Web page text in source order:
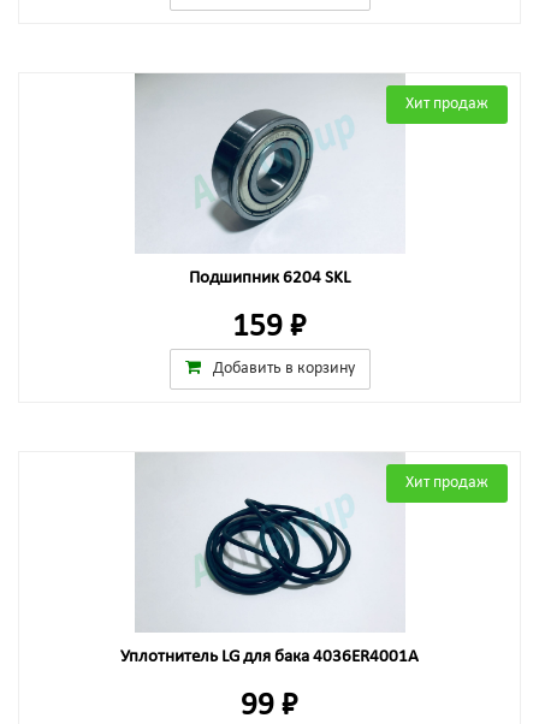
Хит продаж
Подшипник 6204 SKL
159 ₽
Добавить в корзину
Хит продаж
Уплотнитель LG для бака 4036ER4001A
99 ₽